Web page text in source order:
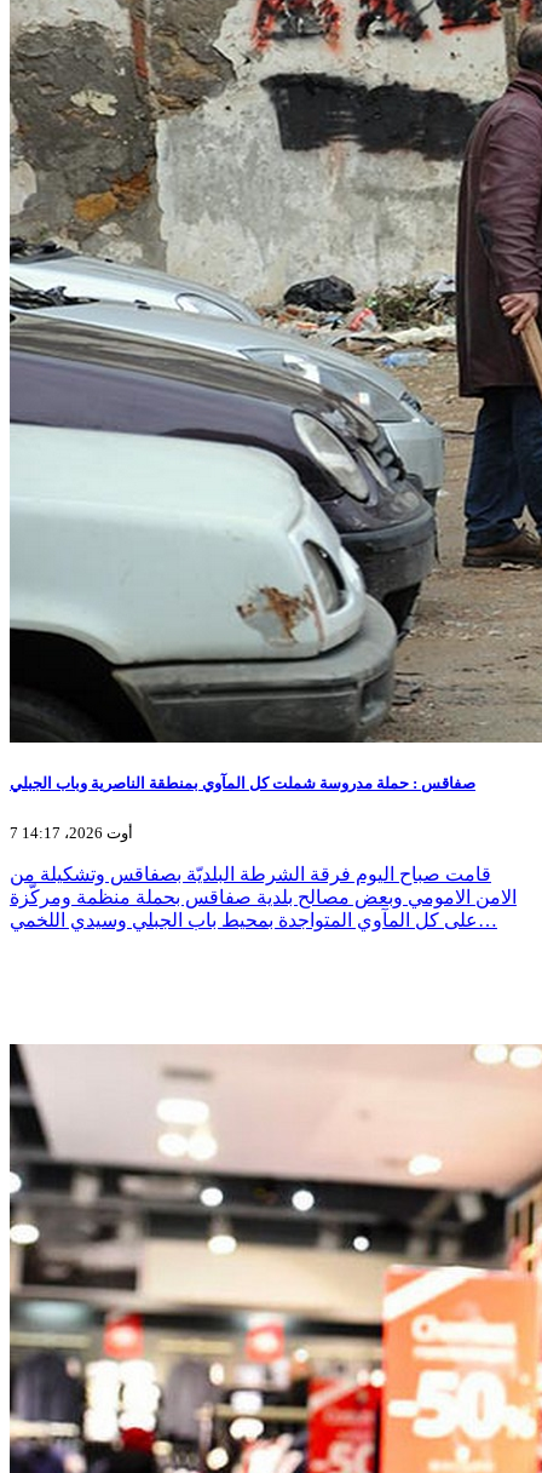
صفاقس : حملة مدروسة شملت كل المآوي بمنطقة الناصرية وباب الجبلي
7 أوت 2026، 14:17
قامت صباح اليوم فرقة الشرطة البلديّة بصفاقس وتشكيلة من
الامن الامومي وبعض مصالح بلدية صفاقس بحملة منظمة ومركّزة
على كل المآوي المتواجدة بمحيط باب الجبلي وسيدي اللخمي…